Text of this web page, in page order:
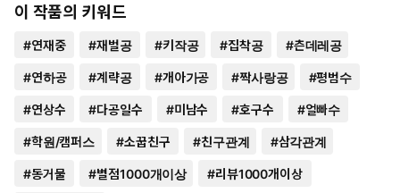
이 작품의 키워드
#연재중 #재벌공 #키작공 #집착공 #츤데레공
#연하공 #계략공 #개아가공 #짝사랑공 #평범수
#연상수 #다공일수 #미남수 #호구수 #얼빠수
#학원/캠퍼스 #소꿉친구 #친구관계 #삼각관계
#동거물 #별점1000개이상 #리뷰1000개이상